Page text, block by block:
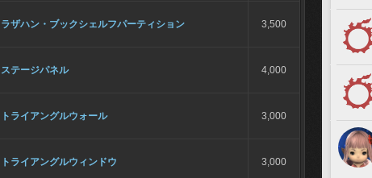
ラザハン・ブックシェルフパーティション 3,500
ステージパネル 4,000
トライアングルウォール 3,000
トライアングルウィンドウ 3,000